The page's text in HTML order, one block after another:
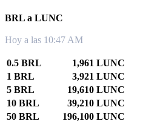
BRL a LUNC
Hoy a las 10:47 AM
0.5 BRL
1,961 LUNC
1 BRL
3,921 LUNC
5 BRL
19,610 LUNC
10 BRL
39,210 LUNC
50 BRL
196,100 LUNC